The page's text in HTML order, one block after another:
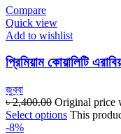
Compare
Quick view
Add to wishlist
প্রিমিয়াম কোয়ালিটি
জুব্বা
৳2,400.00 Original price
Select options This
-8%